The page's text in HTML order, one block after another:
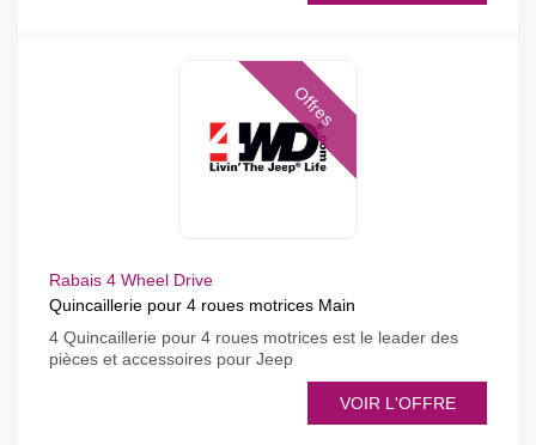
Offres
Rabais 4 Wheel Drive
Quincaillerie pour 4 roues motrices Main
4 Quincaillerie pour 4 roues motrices est le leader des
pièces et accessoires pour Jeep
VOIR L'OFFRE